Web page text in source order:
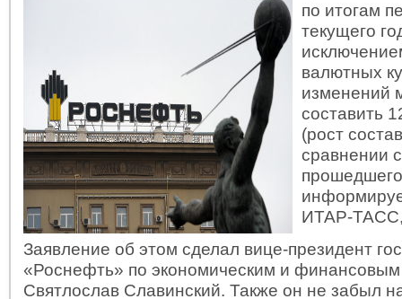
по итогам
текущего
валютных
изменений
составить
(рост
сравнении
ИТАР-
Заявление об этом сделал вице-президент
«Роснефть» по экономическим и
Святлослав Славинский. Также он не забыл